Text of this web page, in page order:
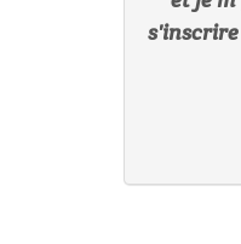
s'inscrire